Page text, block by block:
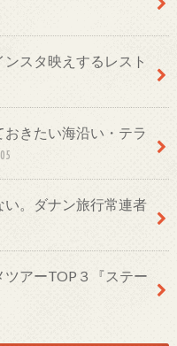
スタ映えするレスト
きたい海沿い・テラ
。ダナン旅行常連者
アーTOP３『ステー